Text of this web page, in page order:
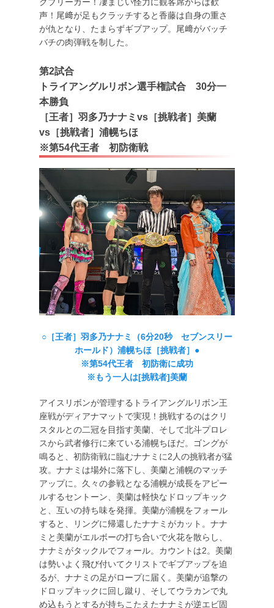
声！尾﨑が足もクラッチすると香藤は自身の重さ
が仇となり、たまらずギブアップ。尾﨑がバッチ
バチの肉弾戦を制した。
第2試合
トライアングルリボン選手権試合 30分一
本勝負
［王者］羽多乃ナナミvs［挑戦者］美蘭
vs［挑戦者］浦幌ちほ
※第54代王者 初防衛戦
○［王者］羽多乃ナナミ（6分20秒 セブンスリー
ホールド）浦幌ちほ［挑戦者］●
※第54代王者 初防衛に成功
※もう一人は[挑戦者]美蘭
アイスリボンが管理するトライアングルリボン王
座戦がディアナマットで実現！挑戦するのはクリ
スタルとの二冠を目指す美蘭、そして北斗プロレ
スから武者修行に来ている浦幌ちほだ。ゴングが
鳴ると、初防衛戦に臨むナナミに2人の挑戦者が猛
攻。ナナミは場外に落下し、美蘭と浦幌のマッチ
アップに。久々の参戦となる浦幌が成長をアピー
ルするセントーン、美蘭は軽快なドロップキック
と、互いの持ち味を発揮。美蘭が浦幌をフォール
すると、リングに帰還したナナミがカット。ナナ
ミと美蘭がエルボーの打ち合いで火花を散らし、
ナナミがタックルでフォール。カウントは2。美蘭
は勢いよく飛び付いてクリストでギブアップを迫
るが、ナナミの足がロープに届く。美蘭が追撃の
ドロップキックに回し蹴り、そしてウラカンで丸
め込もうとするが持ちこたえたナナミが逆エビ固